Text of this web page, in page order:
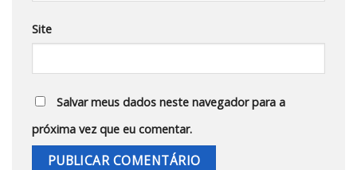
Site
Salvar meus dados neste navegador para a
próxima vez que eu comentar.